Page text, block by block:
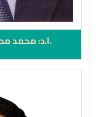
.ا.د: محمد